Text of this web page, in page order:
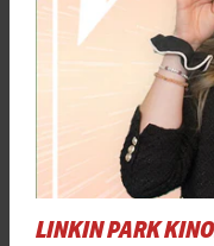
LINKIN PARK